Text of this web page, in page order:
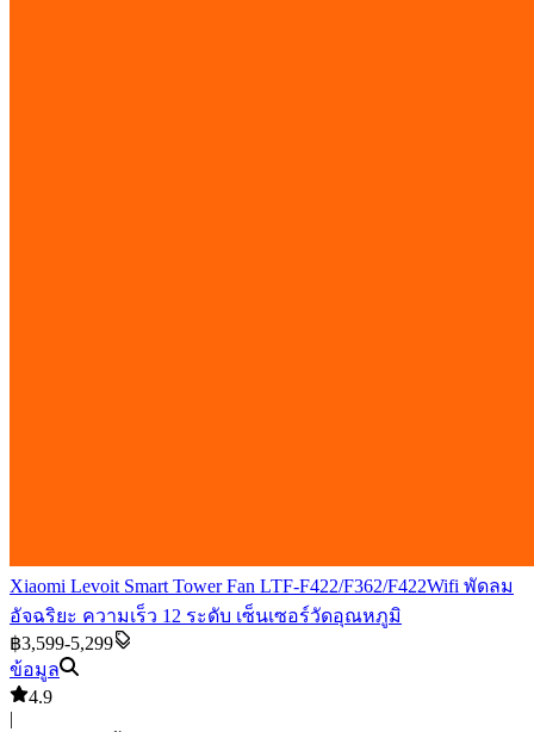
Xiaomi Levoit Smart Tower Fan LTF-F422/F362/F422Wifi พัดลม
อัจฉริยะ ความเร็ว 12 ระดับ เซ็นเซอร์วัดอุณหภูมิ
฿3,599-5,299
ข้อมูล
4.9
|